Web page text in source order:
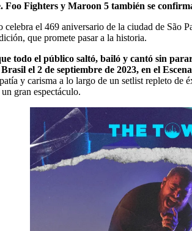
Fighters y Maroon 5 también se
el 469 aniversario de la ciudad de São
que promete pasar a la historia.
todo el público saltó, bailó y cantó sin
el 2 de septiembre de 2023, en el
y carisma a lo largo de un setlist repleto
gran espectáculo.